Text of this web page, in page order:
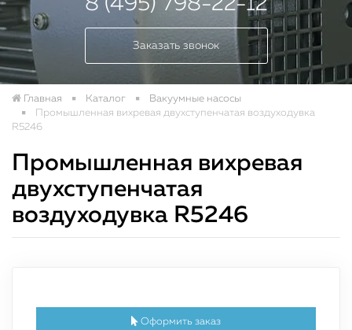
Заказать звонок
Главная Каталог
Вакуумные насосы
Промышленная вихревая двухступенчатая воздуходувка
R5246
Промышленная вихревая
двухступенчатая
воздуходувка R5246
Оформить заказ